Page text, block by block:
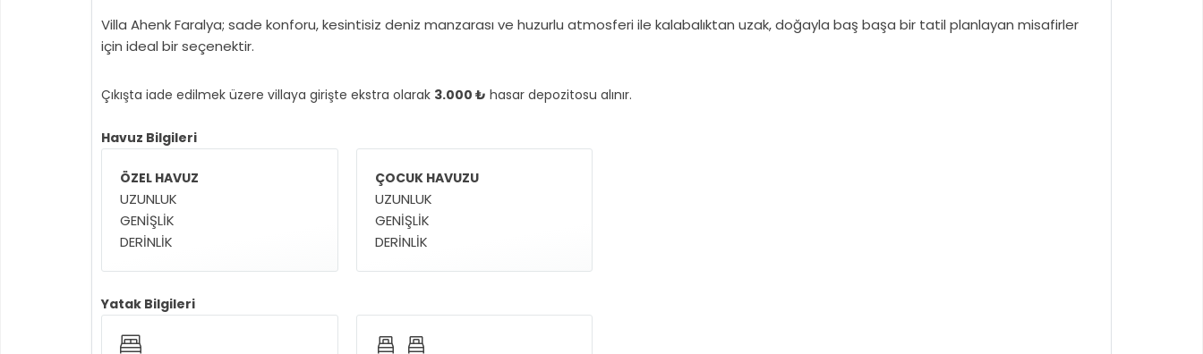
Villa Ahenk Faralya; sade konforu, kesintisiz deniz manzarası ve huzurlu atmosferi ile kalabalıktan uzak, doğayla baş başa bir tatil planlayan misafirler
için ideal bir seçenektir.
Çıkışta iade edilmek üzere villaya girişte ekstra olarak 3.000 ₺ hasar depozitosu alınır.
Havuz Bilgileri
ÖZEL HAVUZ
UZUNLUK
GENİŞLİK
DERİNLİK
ÇOCUK HAVUZU
UZUNLUK
GENİŞLİK
DERİNLİK
Yatak Bilgileri